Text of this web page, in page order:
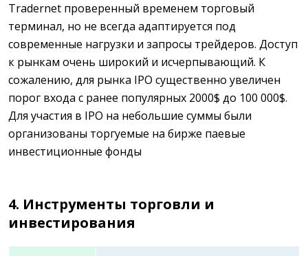
Tradernet проверенный временем торговый
терминал, но не всегда адаптируется под
современные нагрузки и запросы трейдеров. Доступ
к рынкам очень широкий и исчерпывающий. К
сожалению, для рынка IPO существенно увеличен
порог входа с ранее популярных 2000$ до 100 000$.
Для участия в IPO на небольшие суммы были
организованы торгуемые на бирже паевые
инвестиционные фонды
4. Инструменты торговли и
инвестирования